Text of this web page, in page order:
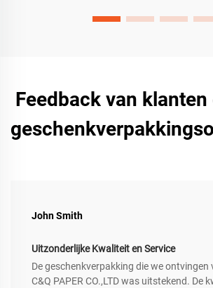
Feedback van
John Smith
Uitzonderlijke Kwaliteit en Service
De geschenkverpakking die we ontvingen
C&Q PAPER CO.,LTD was uitstekend. De